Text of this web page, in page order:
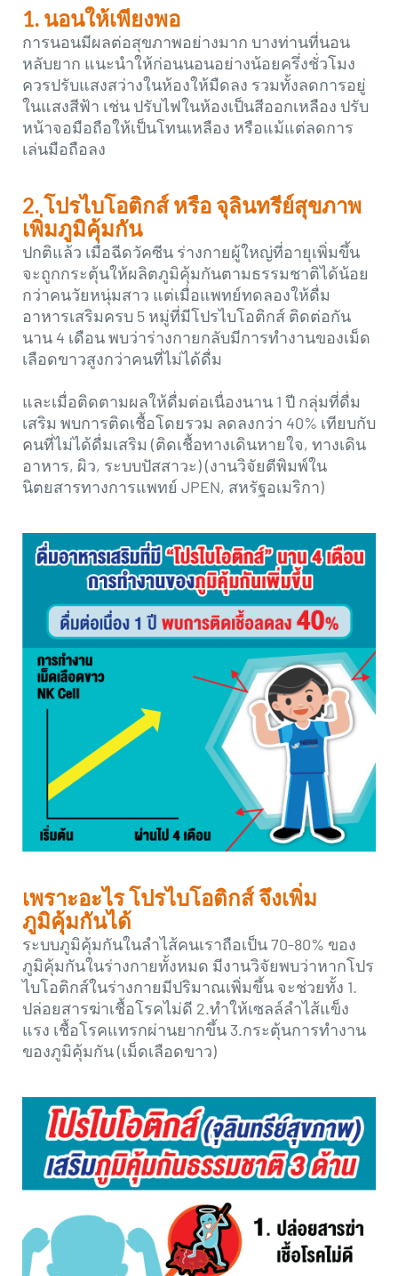
1. นอนให้เพียงพอ
การนอนมีผลต่อสุขภาพอย่างมาก บางท่านที่นอน
หลับยาก แนะนำให้ก่อนนอนอย่างน้อยครึ่งชั่วโมง
ควรปรับแสงสว่างในห้องให้มืดลง รวมทั้งลดการอยู่
ในแสงสีฟ้า เช่น ปรับไฟในห้องเป็นสีออกเหลือง ปรับ
หน้าจอมือถือให้เป็นโทนเหลือง หรือแม้แต่ลดการ
เล่นมือถือลง
2. โปรไบโอติกส์ หรือ จุลินทรีย์สุขภาพ
เพิ่มภูมิคุ้มกัน
ปกติแล้ว เมื่อฉีดวัคซีน ร่างกายผู้ใหญ่ที่อายุเพิ่มขึ้น
จะถูกกระตุ้นให้ผลิตภูมิคุ้มกันตามธรรมชาติได้น้อย
กว่าคนวัยหนุ่มสาว แต่เมื่อแพทย์ทดลองให้ดื่ม
อาหารเสริมครบ 5 หมู่ที่มีโปรไบโอติกส์ ติดต่อกัน
นาน 4 เดือน พบว่าร่างกายกลับมีการทำงานของเม็ด
เลือดขาวสูงกว่าคนที่ไม่ได้ดื่ม
และเมื่อติดตามผลให้ดื่มต่อเนื่องนาน 1 ปี กลุ่มที่ดื่ม
เสริม พบการติดเชื้อโดยรวม ลดลงกว่า 40% เทียบกับ
คนที่ไม่ได้ดื่มเสริม (ติดเชื้อทางเดินหายใจ, ทางเดิน
อาหาร, ผิว, ระบบปัสสาวะ) (งานวิจัยตีพิมพ์ใน
นิตยสารทางการแพทย์ JPEN, สหรัฐอเมริกา)
เพราะอะไร โปรไบโอติกส์ จึงเพิ่ม
ภูมิคุ้มกันได้
ระบบภูมิคุ้มกันในลำไส้คนเราถือเป็น 70-80% ของ
ภูมิคุ้มกันในร่างกายทั้งหมด มีงานวิจัยพบว่าหากโปร
ไบโอติกส์ในร่างกายมีปริมาณเพิ่มขึ้น จะช่วยทั้ง 1.
ปล่อยสารฆ่าเชื้อโรคไม่ดี 2.ทำให้เซลล์ลำไส้แข็ง
แรง เชื้อโรคแทรกผ่านยากขึ้น 3.กระตุ้นการทำงาน
ของภูมิคุ้มกัน (เม็ดเลือดขาว)